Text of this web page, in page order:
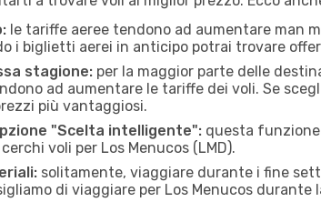
le tariffe aeree tendono ad aumentare man
i biglietti aerei in anticipo potrai trovare
stagione: per la maggior parte delle
ad aumentare le tariffe dei voli. Se
più vantaggiosi.
"Scelta intelligente": questa
voli per Los Menucos (LMD).
solitamente, viaggiare durante i fine
di viaggiare per Los Menucos durante